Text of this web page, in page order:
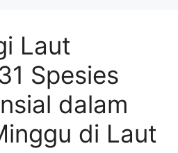
Laut
Spesies
dalam
di Laut